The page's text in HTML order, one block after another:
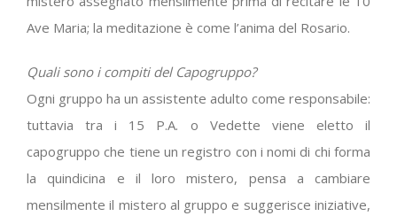
Ave Maria; la meditazione è come l’anima del Rosario.
Quali sono i compiti del Capogruppo?
Ogni gruppo ha un assistente adulto come responsabile:
tuttavia tra i 15 P.A. o Vedette viene eletto il
capogruppo che tiene un registro con i nomi di chi forma
la quindicina e il loro mistero, pensa a cambiare
mensilmente il mistero al gruppo e suggerisce iniziative,